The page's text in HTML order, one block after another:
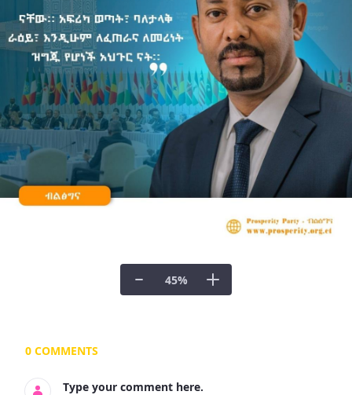
45%
Documents and Media
0 COMMENTS
Type your comment here.